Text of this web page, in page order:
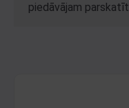
piedāvājam parskatīt